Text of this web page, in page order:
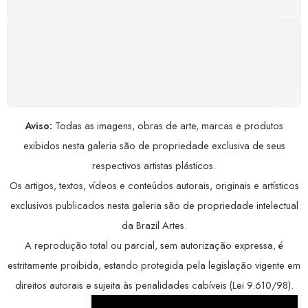
Aviso: Todas as imagens, obras de arte, marcas e produtos
exibidos nesta galeria são de propriedade exclusiva de seus
respectivos artistas plásticos.
Os artigos, textos, vídeos e conteúdos autorais, originais e artísticos
exclusivos publicados nesta galeria são de propriedade intelectual
da Brazil Artes.
A reprodução total ou parcial, sem autorização expressa, é
estritamente proibida, estando protegida pela legislação vigente em
direitos autorais e sujeita às penalidades cabíveis (Lei 9.610/98).